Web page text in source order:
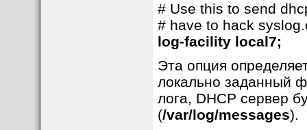
# Use this to send
# have to hack
log-facility local7;
Эта опция
локально заданный
лога, DHCP сервер
(/var/log/messages).